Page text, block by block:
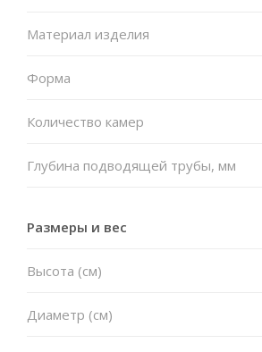
Материал изделия
Форма
Количество камер
Глубина подводящей трубы, мм
Размеры и вес
Высота (см)
Диаметр (см)